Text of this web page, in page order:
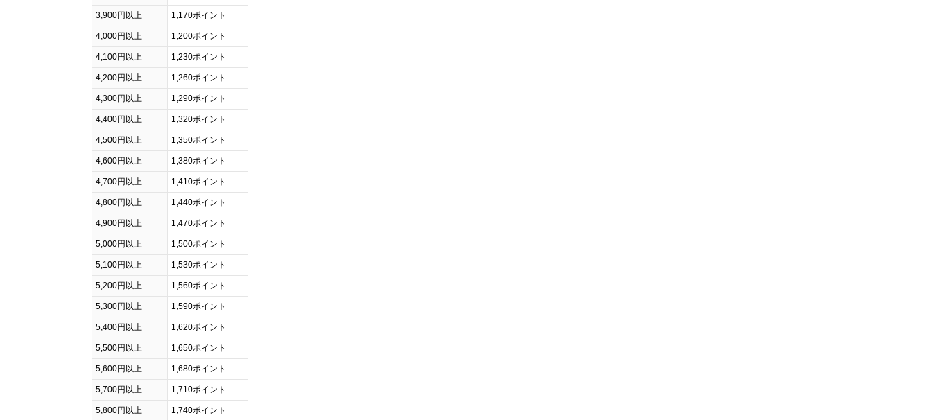
3,900円以上 1,170ポイント
4,000円以上 1,200ポイント
4,100円以上 1,230ポイント
4,200円以上 1,260ポイント
4,300円以上 1,290ポイント
4,400円以上 1,320ポイント
4,500円以上 1,350ポイント
4,600円以上 1,380ポイント
4,700円以上 1,410ポイント
4,800円以上 1,440ポイント
4,900円以上 1,470ポイント
5,000円以上 1,500ポイント
5,100円以上 1,530ポイント
5,200円以上 1,560ポイント
5,300円以上 1,590ポイント
5,400円以上 1,620ポイント
5,500円以上 1,650ポイント
5,600円以上 1,680ポイント
5,700円以上 1,710ポイント
5,800円以上 1,740ポイント